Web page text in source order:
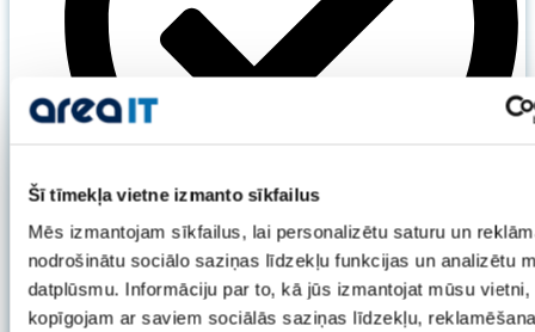
Šī tīmekļa vietne izmanto sīkfailus
Mēs izmantojam sīkfailus, lai personalizētu saturu un
nodrošinātu sociālo saziņas līdzekļu funkcijas un analizētu
datplūsmu. Informāciju par to, kā jūs izmantojat mūsu
kopīgojam ar saviem sociālās saziņas līdzekļu,
cPanel vadības panelis